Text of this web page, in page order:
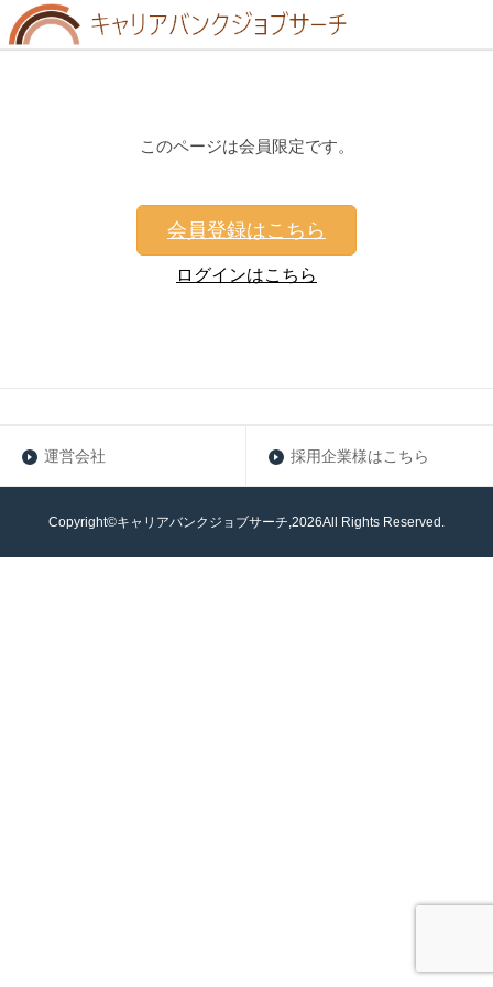
このページは会員限定です。
会員登録はこちら
ログインはこちら
運営会社 採用企業様はこちら
Copyright©キャリアバンクジョブサーチ,2026All Rights Reserved.